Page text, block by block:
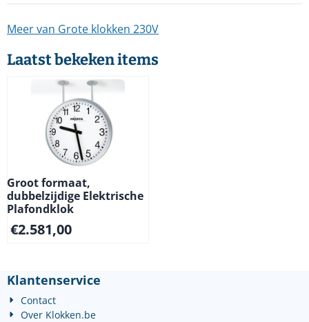
Meer van Grote klokken 230V
Laatst bekeken items
Groot formaat,
dubbelzijdige Elektrische
Plafondklok
€2.581,00
Klantenservice
Contact
Over Klokken.be